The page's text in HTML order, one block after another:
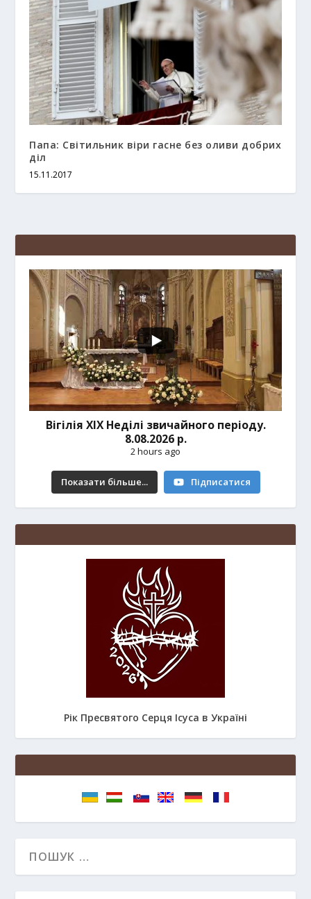
Папа: Світильник віри гасне без оливи добрих
діл
15.11.2017
Вігілія ХІХ Неділі звичайного періоду.
8.08.2026 р.
2 hours ago
Показати більше... Підписатися
Рік Пресвятого Серця Ісуса в Україні